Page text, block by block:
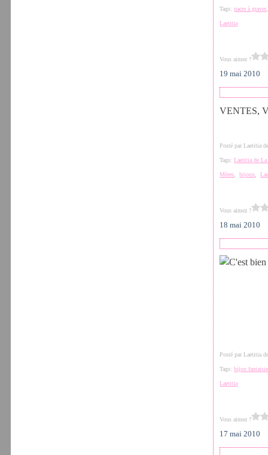
Tags:nacre à graver
Laetitia
Vous aimez ?
19 mai 2010
VENTES,
Posté par Laetitia
Tags:Laetitia de
Mères ,bijoux ,
Vous aimez ?
18 mai 2010
Posté par Laetitia
Tags:bijou fantaisie
Laetitia
Vous aimez ?
17 mai 2010